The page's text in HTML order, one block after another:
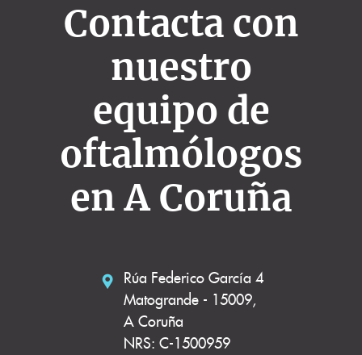
Contacta con
nuestro
equipo de
oftalmólogos
en A Coruña
Rúa Federico García 4
Matogrande - 15009,
A Coruña
NRS: C-1500959